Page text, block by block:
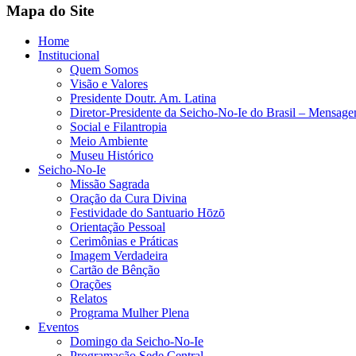
Mapa do Site
Home
Institucional
Quem Somos
Visão e Valores
Presidente Doutr. Am. Latina
Diretor-Presidente da Seicho-No-Ie do Brasil –
Social e Filantropia
Meio Ambiente
Museu Histórico
Seicho-No-Ie
Missão Sagrada
Oração da Cura Divina
Festividade do Santuario Hōzō
Orientação Pessoal
Cerimônias e Práticas
Imagem Verdadeira
Cartão de Bênção
Orações
Relatos
Programa Mulher Plena
Eventos
Domingo da Seicho-No-Ie